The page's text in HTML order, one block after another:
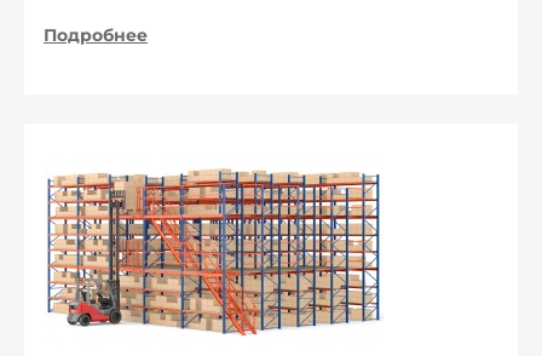
Подробнее